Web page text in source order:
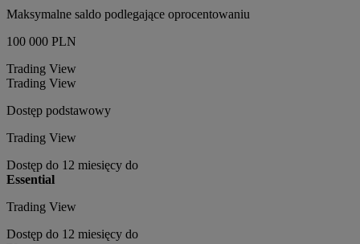
Maksymalne saldo podlegające oprocentowaniu
100 000 PLN
Trading View
Trading View
Dostęp podstawowy
Trading View
Dostęp do 12 miesięcy do
Essential
Trading View
Dostęp do 12 miesięcy do